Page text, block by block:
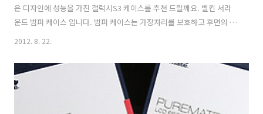
은 디자인에 성능을 가진 갤럭시S3 케이스를 추천 드릴께요. 벨킨 서라
운드 범퍼 케이스 입니다. 범퍼 케이스는 가장자리를 보호하고 후면의 디
우수하고 안쪽은 말랑한 케이스에 바깥쪽은 단단한 형태의 케이스가 서
로 맞물려서 끼워지는 형태이기 때문에 가장자리에 충격을 보호하는 효
과가 큰 그런 케이스 입니다. 갤럭시S3를 저도 바닥에 떨어뜨린적이 있
습니다. 다행히 케이스를 입힌 상태였기 때문에 좀 묵직한 소리가 났지만
2012. 8. 22.